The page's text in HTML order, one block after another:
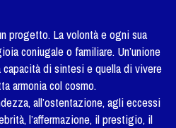
progetto. La volontà e ogni sua
coniugale o familiare. Un’unione
capacità di sintesi e quella di vivere
armonia col cosmo.
all’ostentazione, agli eccessi
l’affermazione, il prestigio, il